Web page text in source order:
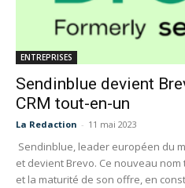
ENTREPRISES
Sendinblue devient
CRM tout-en-un
La Redaction - 11 mai 2023
Sendinblue, leader européen du
et devient Brevo. Ce nouveau
et la maturité de son offre, en